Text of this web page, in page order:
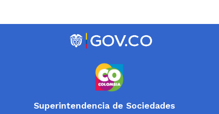
Superintendencia de Sociedades